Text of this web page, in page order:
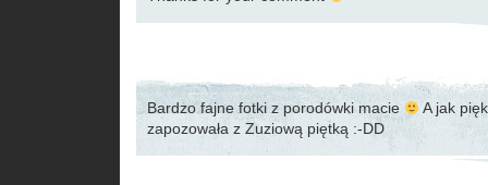
Bardzo fajne fotki z porodówki macie
A jak
zapozowała z Zuziową piętką :-DD